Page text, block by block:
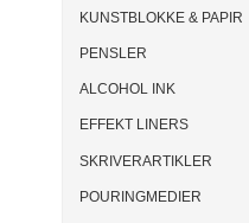
KUNSTBLOKKE & PAPIR
PENSLER
ALCOHOL INK
EFFEKT LINERS
SKRIVERARTIKLER
POURINGMEDIER